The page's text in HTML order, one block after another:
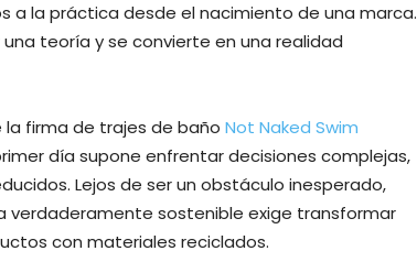
a la práctica desde el nacimiento de una marca.
teoría y se convierte en una realidad
la firma de trajes de baño Not Naked Swim
día supone enfrentar decisiones complejas,
Lejos de ser un obstáculo inesperado,
verdaderamente sostenible exige transformar
con materiales reciclados.